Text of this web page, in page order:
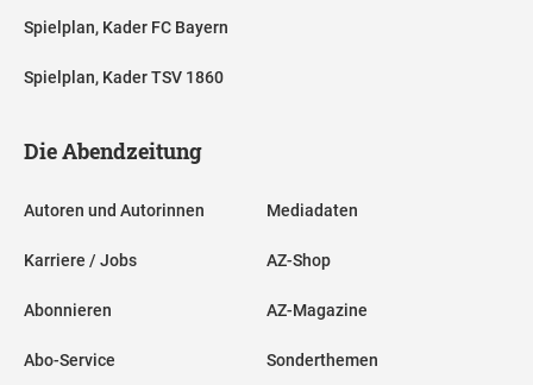
Spielplan, Kader FC Bayern
Spielplan, Kader TSV 1860
Die Abendzeitung
Autoren und Autorinnen
Karriere / Jobs
Abonnieren
Abo-Service
Mediadaten
AZ-Shop
AZ-Magazine
Sonderthemen